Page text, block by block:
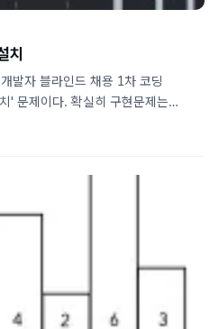
발자 블라인드 채용 1차 코딩
' 문제이다. 확실히 구현문제는
각하고 이를 코드로 구현해내는
뮬레이션하면서 가능한 요청만